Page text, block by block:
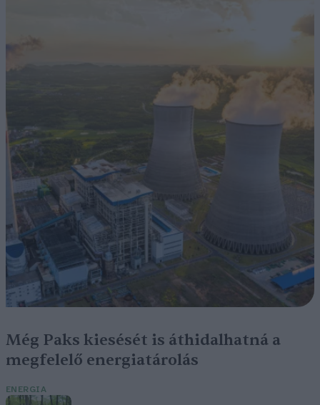
Még Paks kiesését is áthidalhatná a
megfelelő energiatárolás
ENERGIA